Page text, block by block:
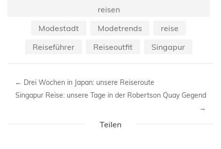
reisen
Modestadt
Modetrends
reise
Reiseführer
Reiseoutfit Singapur
← Drei Wochen in Japan: unsere Reiseroute
Singapur Reise: unsere Tage in der Robertson Quay Gegend
→
Teilen